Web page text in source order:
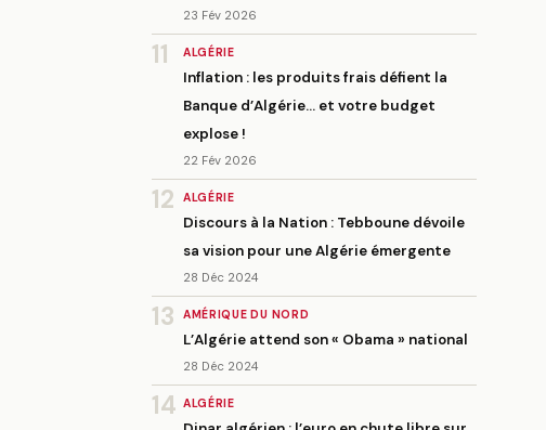
23 Fév 2026
11 ALGÉRIE
Inflation : les produits frais défient la
Banque d’Algérie… et votre budget
explose !
22 Fév 2026
12 ALGÉRIE
Discours à la Nation : Tebboune dévoile
sa vision pour une Algérie émergente
28 Déc 2024
13 AMÉRIQUE DU NORD
L’Algérie attend son « Obama » national
28 Déc 2024
14 ALGÉRIE